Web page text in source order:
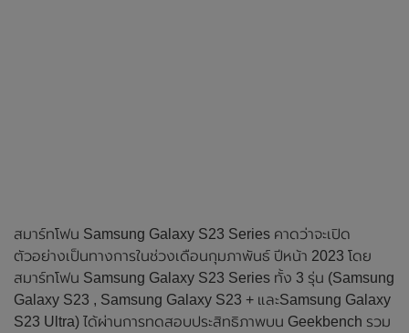
สมาร์ทโฟน Samsung Galaxy S23 Series คาดว่าจะเปิด
ตัวอย่างเป็นทางการในช่วงเดือนกุมภาพันธ์ ปีหน้า 2023 โดย
สมาร์ทโฟน Samsung Galaxy S23 Series ทั้ง 3 รุ่น (Samsung
Galaxy S23 , Samsung Galaxy S23 + และSamsung Galaxy
S23 Ultra) ได้ผ่านการทดสอบประสิทธิภาพบน Geekbench รวม